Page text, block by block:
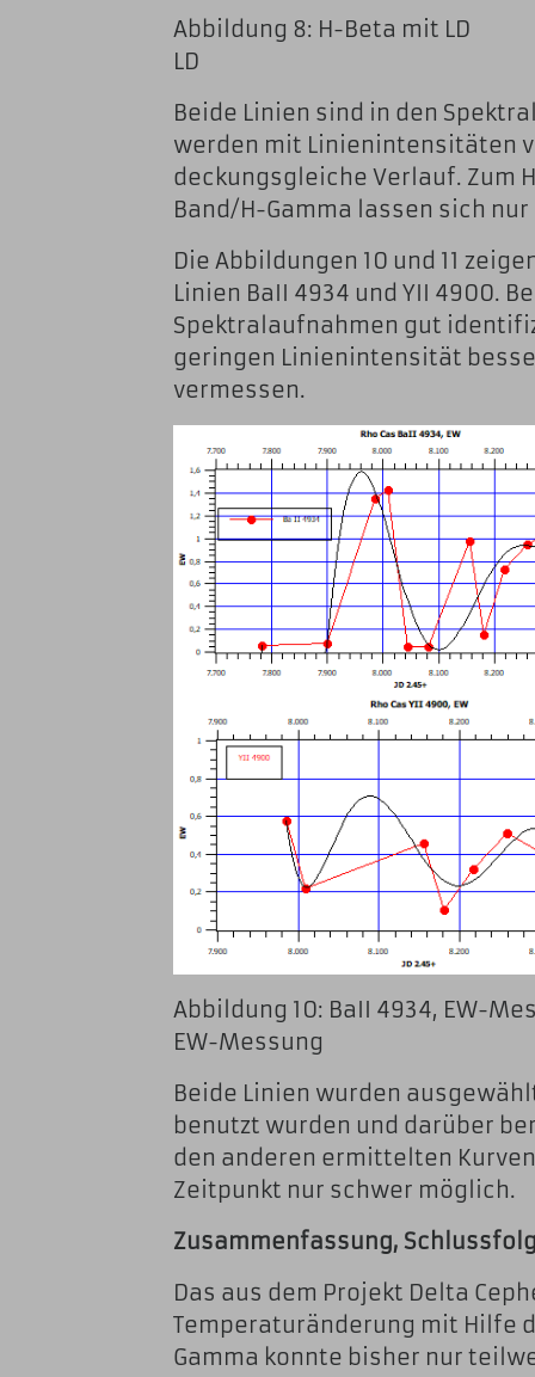
Abbildung 8: H-Beta
LD
Beide Linien sind in den
werden mit Linienintensitäten
deckungsgleiche Verlauf. Zum
Band/H-Gamma lassen sich
Die Abbildungen 10 und 11
Linien BaII 4934 und YII 4900.
Spektralaufnahmen gut
geringen Linienintensität
vermessen.
Abbildung 10: BaII 4934,
EW-Messung
Beide Linien wurden
benutzt wurden und darüber
den anderen ermittelten
Zeitpunkt nur schwer möglich.
Zusammenfassung,
Das aus dem Projekt Delta
Temperaturänderung mit Hilfe
Gamma konnte bisher nur